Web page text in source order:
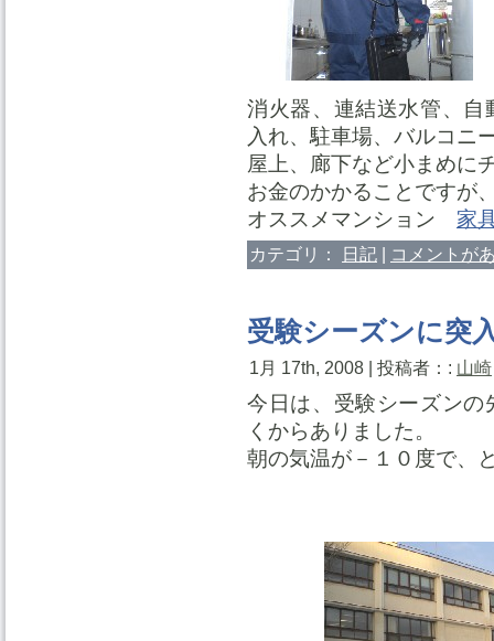
消火器、連結送水管、
入れ、駐車場、バルコニ
屋上、廊下など小まめに
お金のかかることですが
オススメマンション 家
カテゴリ： 日記 | コメントが
受験シーズンに突
1月 17th, 2008 | 投稿者：: 山崎
今日は、受験シーズン
くからありました。
朝の気温が－１０度で、